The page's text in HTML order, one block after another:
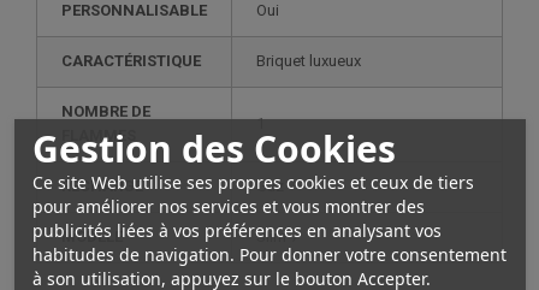
Gestion des Cookies
Ce site Web utilise ses propres cookies et ceux de tiers
pour améliorer nos services et vous montrer des
publicités liées à vos préférences en analysant vos
habitudes de navigation. Pour donner votre consentement
à son utilisation, appuyez sur le bouton Accepter.
PERSONNALISABLE oui
CARACTÉRISTIQUE briquet luxueux
NOMBRE DE
FLAMMES
1
RECHARGE gaz
MODÈLE slim 7